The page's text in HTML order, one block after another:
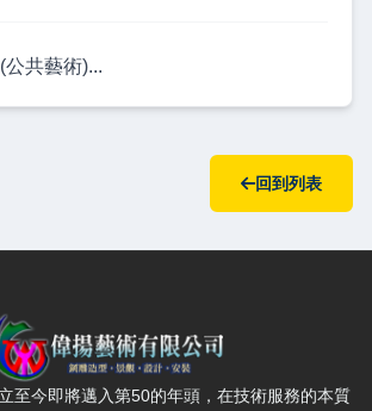
公共藝術)...
回到列表
— 網站概要、主導覽與聯絡方式
至今即將邁入第50的年頭，在技術服務的本質